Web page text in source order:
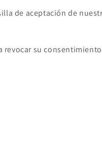
de aceptación de
revocar su